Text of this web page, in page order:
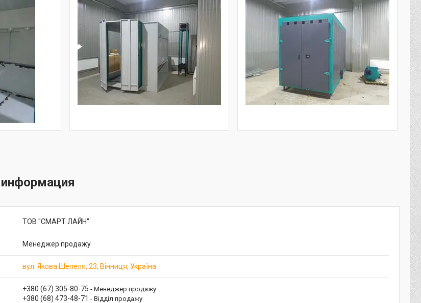
ТОВ "СМАРТ ЛАЙН"
Менеджер продажу
вул. Якова Шепеля, 23, Вінниця, Україна
+380 (67) 305-80-75 Менеджер продажу
+380 (68) 473-48-71 Відділ продажу